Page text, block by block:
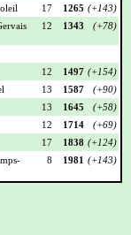
17 1265 (+143)
12 1343 (+78)
12 1497 (+154)
13 1587
(+90)
13 1645
(+58)
12 1714
(+69)
17 1838 (+124)
8 1981 (+143)